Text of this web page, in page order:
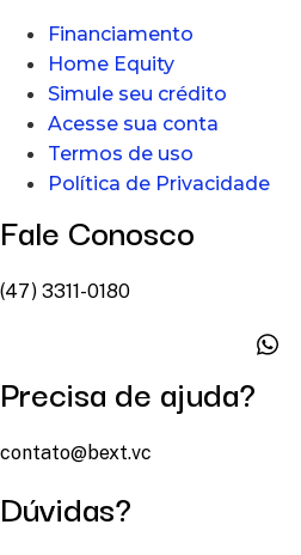
Financiamento
Home Equity
Simule seu crédito
Acesse sua conta
Termos de uso
Política de Privacidade
Fale Conosco
(47) 3311-0180
Precisa de ajuda?
contato@bext.vc
Dúvidas?